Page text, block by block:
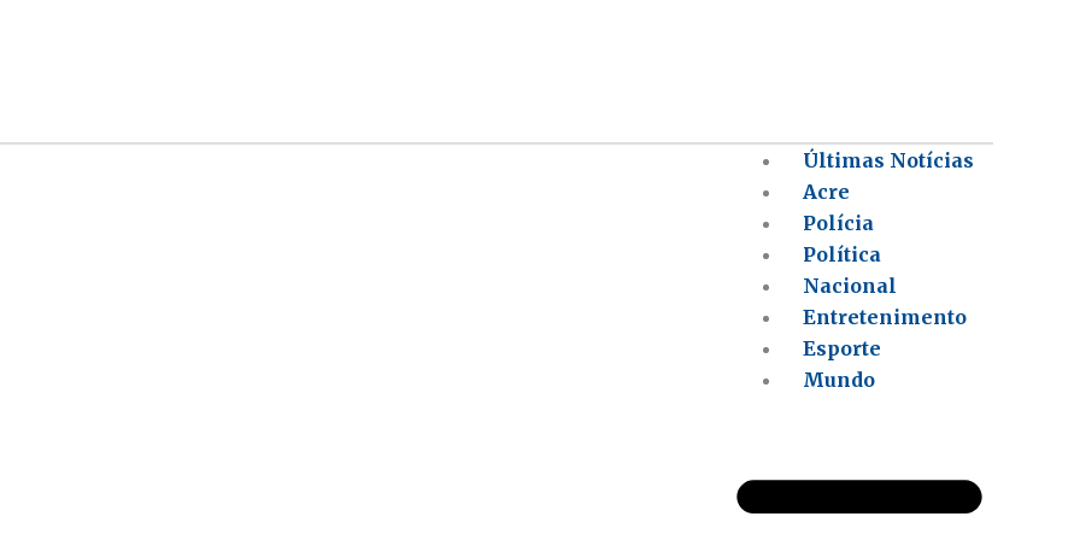
Últimas Notícias
Acre
Polícia
Política
Nacional
Entretenimento
Esporte
Mundo